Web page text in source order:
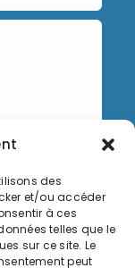
des
et/ou accéder
à ces
telles que le
sur ce site. Le
peut